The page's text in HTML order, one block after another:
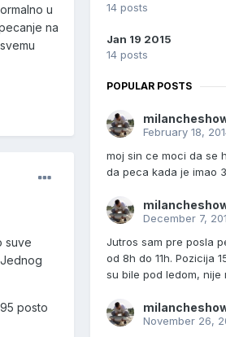
u
na
suve
posto
14 posts
Jan 19 2015
14 posts
POPULAR POSTS
February 18,
moj sin ce moci da se
da peca kada je imao
December 7,
Jutros sam pre posla
od 8h do 11h. Pozicija
su bile pod ledom, nije
November 26,